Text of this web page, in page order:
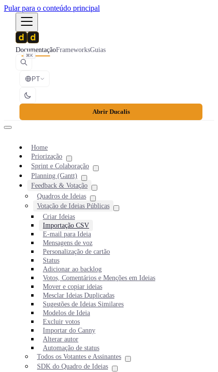
Pular para o conteúdo principal
DocumentaçãoFrameworksGuias
⌘K
PT
Abrir Ducalis
Home
Priorização
Sprint e Colaboração
Planning (Gantt)
Feedback & Votação
Quadros de Ideias
Votação de Ideias Públicas
Criar Ideias
Importação CSV
E-mail para Ideia
Mensagens de voz
Personalização de cartão
Status
Adicionar ao backlog
Votos, Comentários e Menções em Ideias
Mover e copiar ideias
Mesclar Ideias Duplicadas
Sugestões de Ideias Similares
Modelos de Ideia
Excluir votos
Importar do Canny
Alterar autor
Automação de status
Todos os Votantes e Assinantes
SDK do Quadro de Ideias